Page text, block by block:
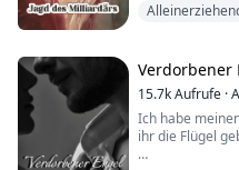
nicht die
Das Blut wich
ihm bei seiner
war mir
„Was hast du
Verdorbener
15.7kAufrufe ·
Ich habe
ihr die Flügel